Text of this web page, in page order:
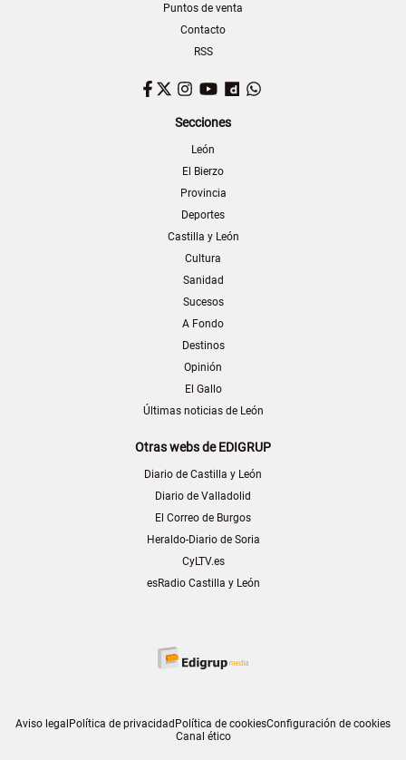
Puntos de venta
Contacto
RSS
Facebook
TwitterInstagram
YouTubeDailymotion
Secciones
León
El Bierzo
Provincia
Deportes
Castilla y León
Cultura
Sanidad
Sucesos
A Fondo
Destinos
Opinión
El Gallo
Últimas noticias de León
Otras webs de EDIGRUP
Diario de Castilla y León
Diario de Valladolid
El Correo de Burgos
Heraldo-Diario de Soria
CyLTV.es
esRadio Castilla y León
Aviso legal Política de privacidad Política de cookiesConfiguración de cookies
Canal ético